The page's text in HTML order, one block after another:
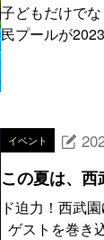
子どもだけで
民プールが
イベント
この夏は、
ド迫力！西武
ゲストを巻き